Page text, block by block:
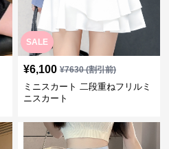
SALE
¥6,100 ¥7630(割引前)
ミニスカート 二段重ねフリルミ
ニスカート